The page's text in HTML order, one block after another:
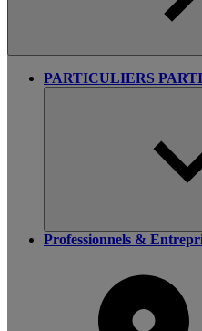
PARTICULIERS
Professionnels &